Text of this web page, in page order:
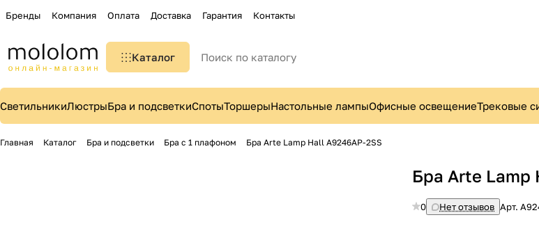
Бренды Компания Оплата Доставка Гарантия Контакты
Каталог
СветильникиЛюстрыБра и подсветкиСпотыТоршерыНастольные лампыОфисные освещениеТрековые
Главная Каталог Бра и подсветки Бра с 1 плафоном Бра Arte Lamp Hall A9246AP-2SS
Бра Arte Lamp
0 Нет отзывов Арт.